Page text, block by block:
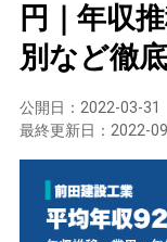
円｜年収
別など徹
公開日： 2022-03-31
最終更新日： 2022-